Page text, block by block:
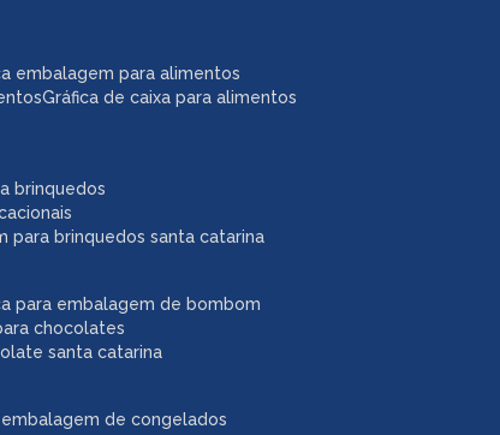
embalagem para alimentos
gráfica de caixa para alimentos
brinquedos
para brinquedos santa catarina
para embalagem de bombom
chocolates
santa catarina
embalagem de congelados